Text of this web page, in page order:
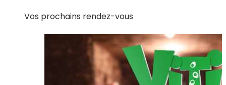
Vos prochains rendez-vous